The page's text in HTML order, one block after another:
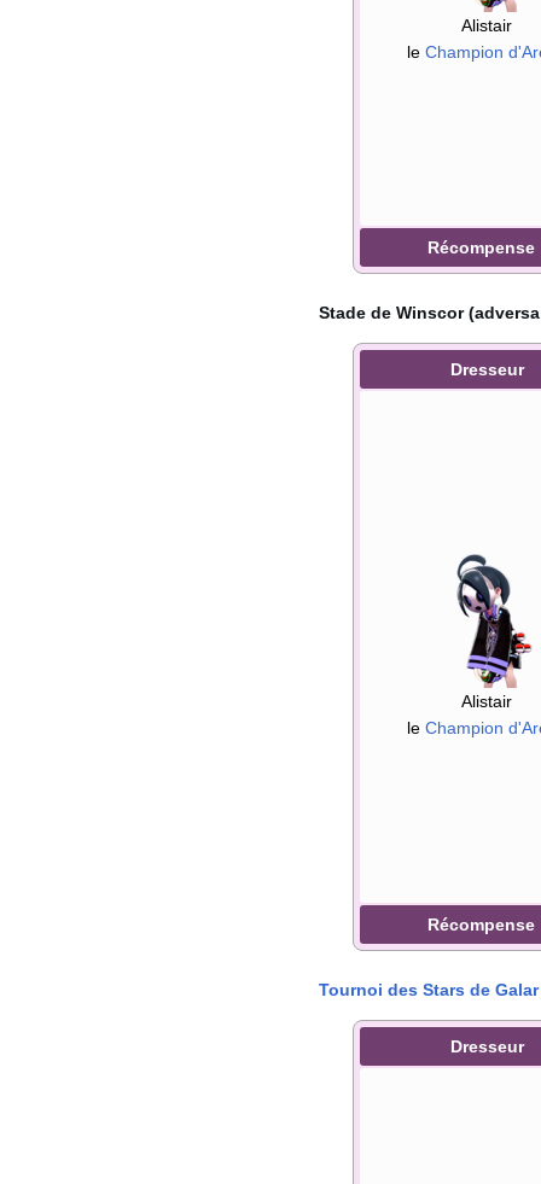
Alistair
le Champion
Récompense
Stade de Winscor
Dresseur
Alistair
le Champion
Récompense
Tournoi des Stars de Galar
Dresseur